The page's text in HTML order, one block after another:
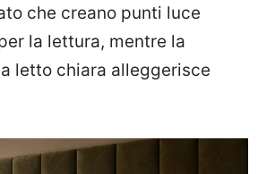
che creano punti luce
la lettura, mentre la
letto chiara alleggerisce